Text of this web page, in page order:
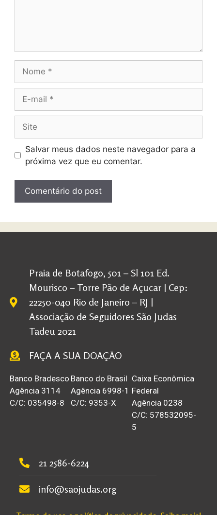
Salvar meus dados neste navegador para a
próxima vez que eu comentar.
Praia de Botafogo, 501 – Sl 101 Ed.
Mourisco – Torre Pão de Açucar | Cep:
22250-040 Rio de Janeiro – RJ |
Associação de Seguidores São Judas
Tadeu 2021
FAÇA A SUA DOAÇÃO
Banco Bradesco
Agência 3114
C/C: 035498-8
Banco do Brasil
Agência 6998-1
C/C: 9353-X
Caixa Econômica
Federal
Agência 0238
C/C: 578532095-
5
21 2586-6224
info@saojudas.org